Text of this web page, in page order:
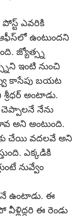
పోస్ట్ ఎవరికి
ఆఫీస్‌లో ఉంటుందని
జ్యోత్స్న
ఇంటి నుంచి
కాసేపు బయట
అంటాడు.
నేను
అని అంటుంది.
చేయి వదలవే అని
ఎక్కడికి
నువ్వేం
ఉంటాడు. ఈ
ఈ రెండు